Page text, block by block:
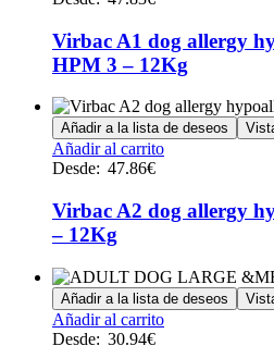
múltiples
variantes.
Las
se
pueden
elegir
página
Virbac A1 dog allergy
HPM 3 – 12Kg
Añadir a la lista de deseos
Añadir al carritoEste
múltiples
variantes.
se
pueden
elegir
Desde: 47.86€
Virbac A2 dog allergy
– 12Kg
Añadir a la lista de deseos
Añadir al carritoEste
Desde: 30.94€